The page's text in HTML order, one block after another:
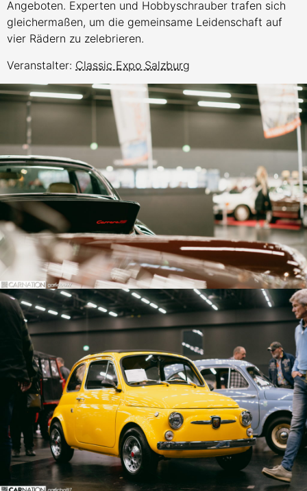
Angeboten. Experten und Hobbyschrauber trafen sich
gleichermaßen, um die gemeinsame Leidenschaft auf
vier Rädern zu zelebrieren.
Veranstalter: Classic Expo Salzburg